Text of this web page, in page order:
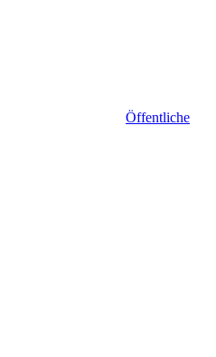
Öffentliche